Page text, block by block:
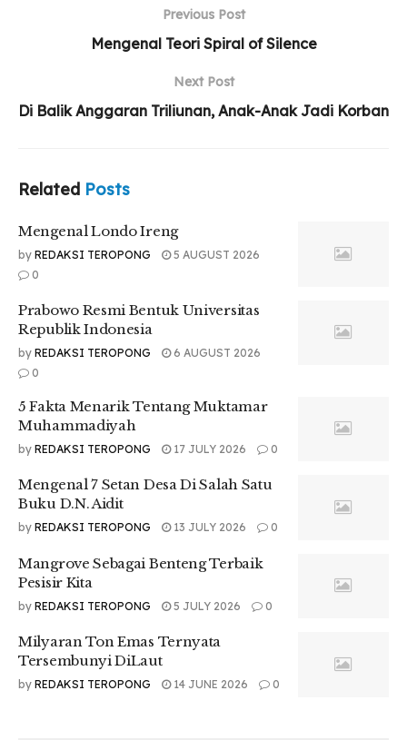
Previous Post
Mengenal Teori Spiral of Silence
Next Post
Di Balik Anggaran Triliunan, Anak-Anak Jadi Korban
Related Posts
Mengenal Londo Ireng
by REDAKSI TEROPONG
5 AUGUST 2026
0
Prabowo Resmi Bentuk Universitas
Republik Indonesia
by REDAKSI TEROPONG
6 AUGUST 2026
0
5 Fakta Menarik Tentang Muktamar
Muhammadiyah
by REDAKSI TEROPONG 17 JULY 2026 0
Mengenal 7 Setan Desa Di Salah Satu
Buku D.N. Aidit
by REDAKSI TEROPONG 13 JULY 2026 0
Mangrove Sebagai Benteng Terbaik
Pesisir Kita
by REDAKSI TEROPONG 5 JULY 2026 0
Milyaran Ton Emas Ternyata
Tersembunyi DiLaut
by REDAKSI TEROPONG 14 JUNE 2026 0